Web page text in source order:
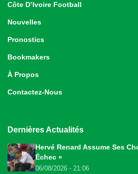
Côte D’Ivoire Football
Nouvelles
Pronostics
Bookmakers
À Propos
Contactez-Nous
Dernières Actualités
Hervé Renard Assume Ses
Échec »
06/08/2026 - 21:06